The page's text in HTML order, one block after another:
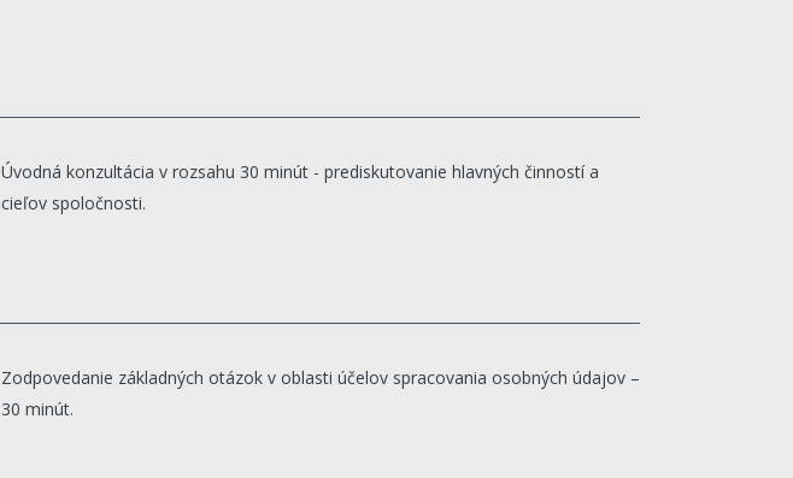
Úvodná konzultácia v rozsahu 30 minút - prediskutovanie hlavných činností a
cieľov spoločnosti.
Zodpovedanie základných otázok v oblasti účelov spracovania osobných údajov –
30 minút.